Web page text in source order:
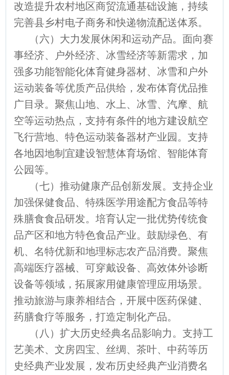
改造提升农村地区商贸流通基础设施，持续
完善县乡村电子商务和快递物流配送体系。
（六）大力发展休闲和运动产品。面向赛
事经济、户外经济、冰雪经济等新需求，加
强多功能智能化体育健身器材、冰雪和户外
运动装备等优质产品供给，发布体育优品推
广目录。聚焦山地、水上、冰雪、汽摩、航
空等运动热点，支持有条件的地方建设航空
飞行营地、特色运动装备器材产业园。支持
各地因地制宜建设智慧体育场馆、智能体育
公园等。
（七）推动健康产品创新发展。支持企业
加强保健食品、特殊医学用途配方食品等特
殊膳食食品研发。培育认定一批优势传统食
品产区和地方特色食品产业。鼓励绿色、有
机、名特优新和地理标志农产品消费。聚焦
高端医疗器械、可穿戴设备、高效体外诊断
设备等领域，拓展家用健康管理应用场景。
推动旅游与康养相结合，开展中医药保健、
药膳食疗等服务，打造定制化产品。
（八）扩大历史经典名品影响力。支持工
艺美术、文房四宝、丝绸、茶叶、中药等历
史经典产业发展，发布历史经典产业消费名